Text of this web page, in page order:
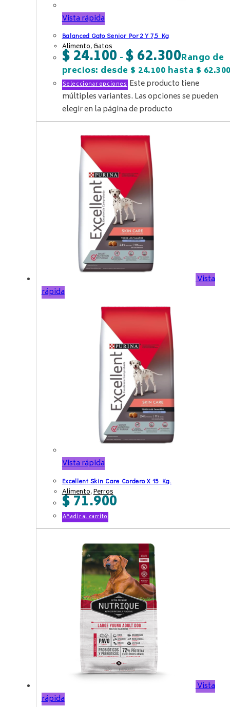
Vista rápida
Balanced Gato Senior Por 2 Y 7,5 Kg
Alimento,Gatos
$24.100 - $62.300Rango de
precios: desde $ 24.100 hasta $
Seleccionar opciones Este producto tiene
múltiples variantes. Las opciones se pueden
elegir en la página de producto
Vista
rápida
Vista rápida
Excellent Skin Care Cordero X 15 Kg.
Alimento,Perros
$71.900
Añadir al carrito
Vista
rápida